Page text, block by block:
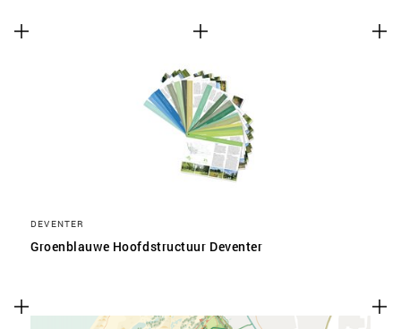
DEVENTER
Groenblauwe Hoofdstructuur Deventer